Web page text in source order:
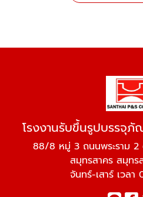
โรงงานรับขึ้นรูปบรรจุ
88/8 หมู่ 3 ถนนพระราม 2
สมุทรสาคร สมุท
จันทร์-เสาร์ เวล